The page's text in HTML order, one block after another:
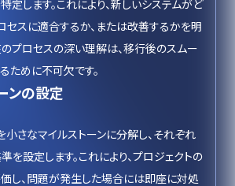
します。これにより、新しいシステムがど
セスに適合するか、または改善するかを明
のプロセスの深い理解は、移行後のスムー
ために不可欠です。
ンの設定
小さなマイルストーンに分解し、それぞれ
を設定します。これにより、プロジェクトの
し、問題が発生した場合には即座に対処